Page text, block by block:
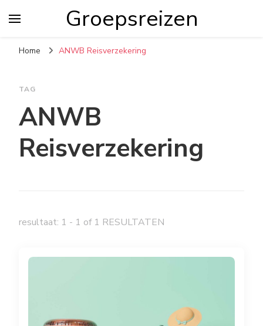
Groepsreizen
Home ANWB Reisverzekering
TAG
ANWB
Reisverzekering
resultaat: 1 - 1 of 1 RESULTATEN